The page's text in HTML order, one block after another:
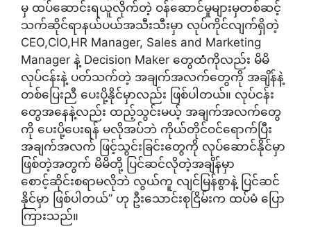
မှ ထပ်ဆောင်းရယူလိုက်တဲ့ ဝန်ဆောင်မှုများမှတစ်ဆင့်
သက်ဆိုင်ရာနယ်ပယ်အသီးသီးမှာ လုပ်ကိုင်လျက်ရှိတဲ့
CEO,CIO,HR Manager, Sales and Marketing
Manager နဲ့ Decision Maker တွေထံကိုလည်း မိမိ
လုပ်ငန်းနဲ့ ပတ်သက်တဲ့ အချက်အလက်တွေကို အချိန်နဲ့
တစ်ပြေးညီ ပေးပို့နိုင်မှာလည်း ဖြစ်ပါတယ်။ လုပ်ငန်း
တွေအနေနဲ့လည်း ထည့်သွင်းမယ့် အချက်အလက်တွေ
ကို ပေးပို့ပေးရန် မလိုအပ်ဘဲ ကိုယ်တိုင်ဝင်ရောက်ပြီး
အချက်အလက် ဖြင့်သွင်းခြင်းတွေကို လုပ်ဆောင်နိုင်မှာ
ဖြစ်တဲ့အတွက် မိမိတို့ ပြင်ဆင်လိုတဲ့အချိန်မှာ
စောင့်ဆိုင်းစရာမလိုဘဲ လွယ်ကူ လျင်မြန်စွာနဲ့ ပြင်ဆင်
နိုင်မှာ ဖြစ်ပါတယ်” ဟု ဦးသောင်းစုငြိမ်းက ထပ်မံ ပြော
ကြားသည်။